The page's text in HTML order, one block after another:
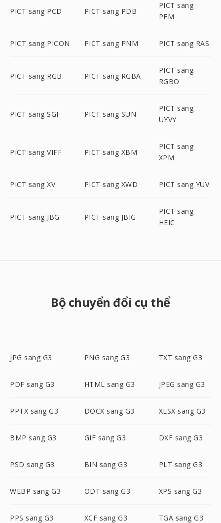
PICT sang PCD PICT sang PDB
PICT sang
PFM
PICT sang PICON PICT sang PNM PICT sang RAS
PICT sang RGB PICT sang RGBA
PICT sang
RGBO
PICT sang SGI PICT sang SUN
PICT sang
UYVY
PICT sang VIFF PICT sang XBM
PICT sang
XPM
PICT sang XV PICT sang XWD PICT sang YUV
PICT sang JBG PICT sang JBIG
PICT sang
HEIC
Bộ chuyển đổi cụ thể
JPG sang G3 PNG sang G3 TXT sang G3
PDF sang G3 HTML sang G3 JPEG sang G3
PPTX sang G3 DOCX sang G3 XLSX sang G3
BMP sang G3 GIF sang G3 DXF sang G3
PSD sang G3 BIN sang G3 PLT sang G3
WEBP sang G3 ODT sang G3 XPS sang G3
PPS sang G3 XCF sang G3 TGA sang G3